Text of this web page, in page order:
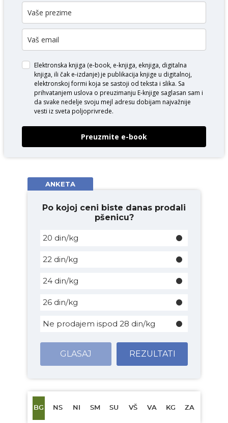
Elektronska knjiga (e-book, e-knjiga, eknjiga, digitalna
knjiga, ili čak e-izdanje) je publikacija knjige u digitalnoj,
elektronskoj formi koja se sastoji od teksta i slika. Sa
prihvatanjem uslova o preuzimanju E-knjige saglasan sam i
da svake nedelje svoju mejl adresu dobijam najvažnije
vesti iz sveta poljoprivrede.
Preuzmite e-book
ANKETA
Po kojoj ceni biste danas prodali
pšenicu?
20 din/kg
22 din/kg
24 din/kg
26 din/kg
Ne prodajem ispod 28 din/kg
GLASAJ REZULTATI
BG NS NI SM SU VŠ VA KG ZA